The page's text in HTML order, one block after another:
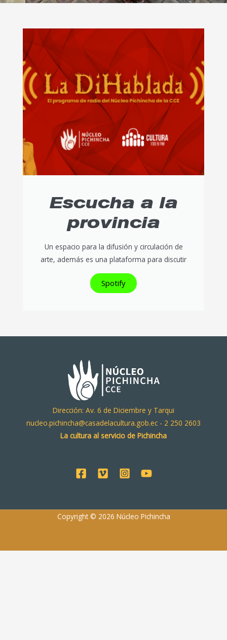
Escucha a la
provincia
Un espacio para la difusión y circulación de
arte, además es una plataforma para discutir
Spotify
Dirección: Av. 6 de Diciembre y Tarqui
nucleo.pichincha@casadelacultura.gob.ec - 2 250 2603
La cultura al servicio de Pichincha
Copyright © 2026 Núcleo Pichincha